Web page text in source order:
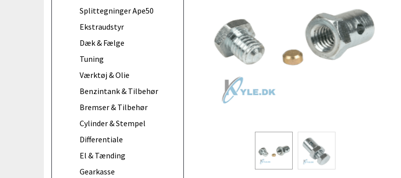
Splittegninger Ape50
Ekstraudstyr
Dæk & Fælge
Tuning
Værktøj & Olie
Benzintank & Tilbehør
Bremser & Tilbehør
Cylinder & Stempel
Differentiale
El & Tænding
Gearkasse